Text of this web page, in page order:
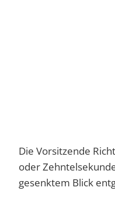
Die Vorsitzende
oder
gesenktem Blick